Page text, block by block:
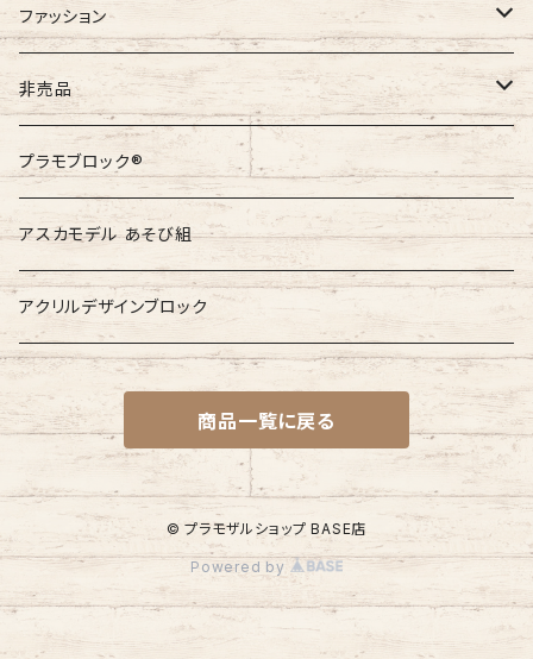
ファッション
GAIJIN MADE
非売品
非売品
非売品
プラモブロック®︎
アスカモデル あそび組
アクリルデザインブロック
商品一覧に戻る
© プラモザルショップ BASE店
Powered by